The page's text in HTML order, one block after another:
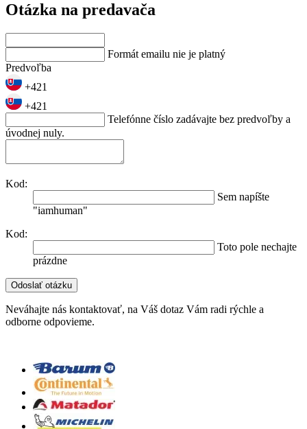
Otázka na predavača
Formát emailu nie je platný
Predvoľba
+421
+421
Telefónne číslo zadávajte bez predvoľby a
úvodnej nuly.
Kod:
Sem napíšte
"iamhuman"
Kod:
Toto pole nechajte
prázdne
Neváhajte nás kontaktovať, na Váš dotaz Vám radi rýchle a
odborne odpovieme.